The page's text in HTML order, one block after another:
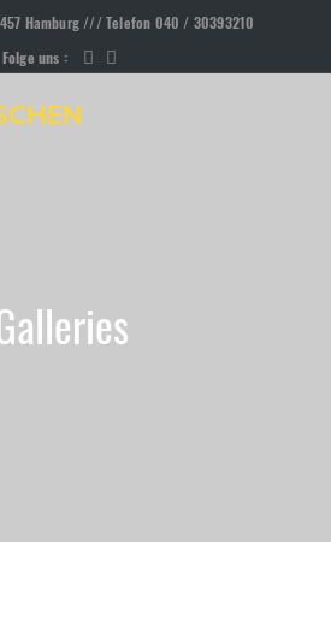
Hamburg /// Telefon 040 / 30393210
Folge uns :